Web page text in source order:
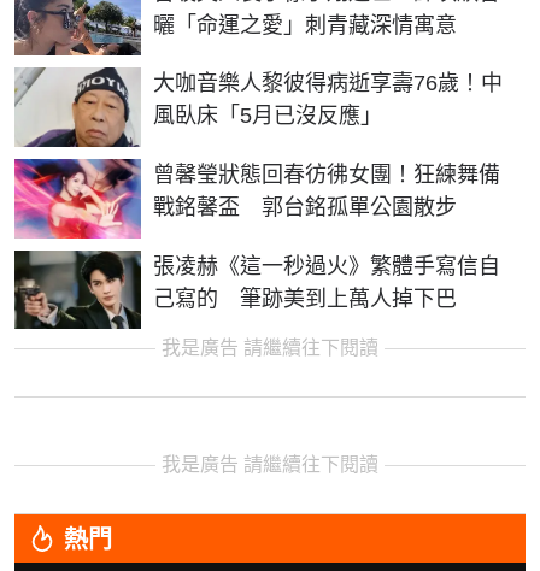
曬「命運之愛」刺青藏深情寓意
大咖音樂人黎彼得病逝享壽76歲！中
風臥床「5月已沒反應」
曾馨瑩狀態回春彷彿女團！狂練舞備
戰銘馨盃 郭台銘孤單公園散步
張凌赫《這一秒過火》繁體手寫信自
己寫的 筆跡美到上萬人掉下巴
我是廣告 請繼續往下閱讀
我是廣告 請繼續往下閱讀
熱門